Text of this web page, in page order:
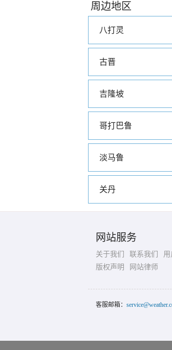
周边地区
八打灵
古晋
吉隆坡
哥打巴鲁
淡马鲁
关丹
网站服务
关于我们 联系我们
版权声明
网站律师
客服邮箱：